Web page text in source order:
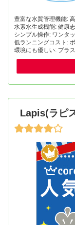
豊富な水質管理機能:
水素水生成機能: 健康
シンプル操作: ワンタ
低ランニングコスト:
環境にも優しい: プラ
Lapis(ラピ